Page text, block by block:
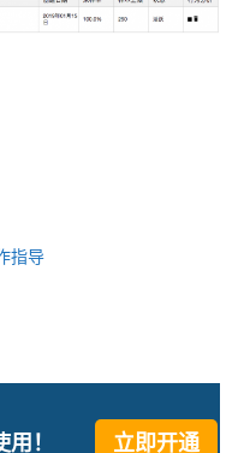
指导
！ 立即开通